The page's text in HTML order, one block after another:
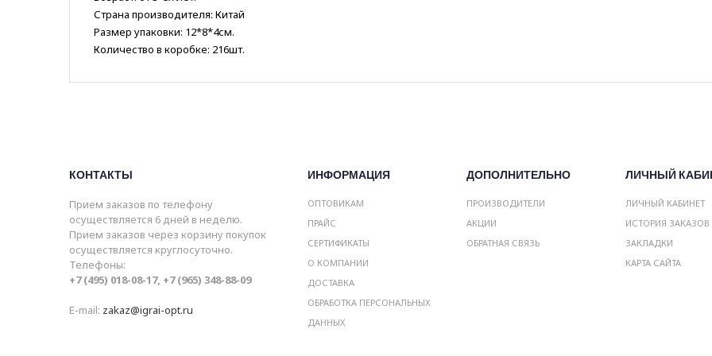
Страна производителя: Китай
Размер упаковки: 12*8*4см.
Количество в коробке: 216шт.
КОНТАКТЫ
Прием заказов по телефону
осуществляется 6 дней в неделю.
Прием заказов через корзину покупок
осуществляется круглосуточно.
Телефоны:
+7 (495) 018-08-17, +7 (965) 348-88-09
E-mail: zakaz@igrai-opt.ru
ИНФОРМАЦИЯ
ОПТОВИКАМ
ПРАЙС
СЕРТИФИКАТЫ
О КОМПАНИИ
ДОСТАВКА
ОБРАБОТКА ПЕРСОНАЛЬНЫХ
ДАННЫХ
ДОПОЛНИТЕЛЬНО
ПРОИЗВОДИТЕЛИ
АКЦИИ
ОБРАТНАЯ СВЯЗЬ
ЛИЧНЫЙ
ЛИЧНЫЙ КАБИНЕТ
ИСТОРИЯ ЗАКАЗОВ
ЗАКЛАДКИ
КАРТА САЙТА